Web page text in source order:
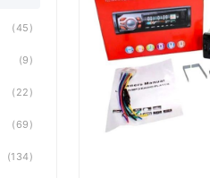
(45)
(9)
(22)
(69)
(134)